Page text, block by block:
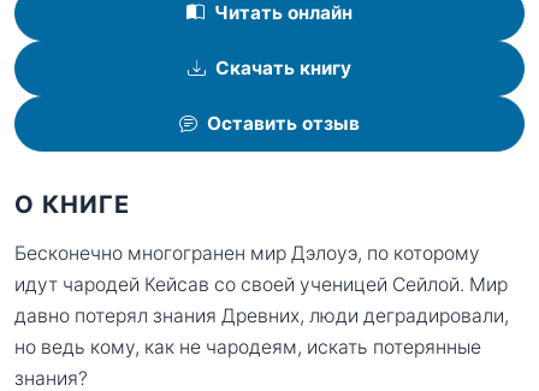
Читать онлайн
Скачать книгу
Оставить отзыв
О КНИГЕ
Бесконечно многогранен мир Дэлоуэ, по которому
идут чародей Кейсав со своей ученицей Сейлой. Мир
давно потерял знания Древних, люди деградировали,
но ведь кому, как не чародеям, искать потерянные
знания?